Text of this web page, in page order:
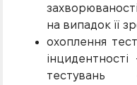
на випадок її
охоплення
тестувань